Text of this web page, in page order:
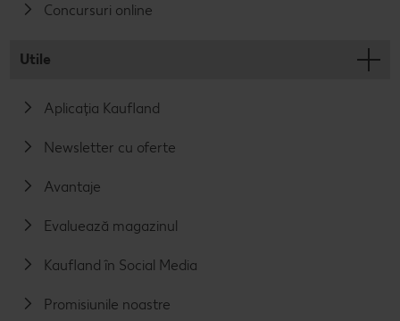
Concursuri online
Utile
Aplicația Kaufland
Newsletter cu oferte
Avantaje
Evaluează magazinul
Kaufland în Social Media
Promisiunile noastre